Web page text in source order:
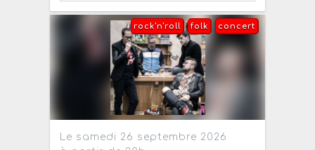
concert
folk
rock'n'roll
Le samedi 26 septembre 2026